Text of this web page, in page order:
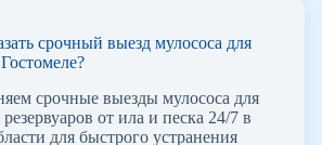
срочный выезд мулососа для
срочные выезды мулососа для
от ила и песка 24/7 в
для быстрого устранения